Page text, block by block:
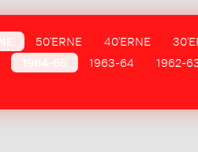
50'ERNE 40'ERNE
1963-64 1962-